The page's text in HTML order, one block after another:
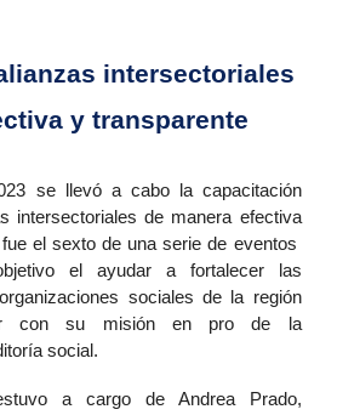
intersectoriales
y transparente
se llevó a cabo la capacitación
intersectoriales de manera efectiva
el sexto de una serie de eventos
el ayudar a fortalecer las
sociales de la región
con su misión en pro de la
social.
a cargo de Andrea Prado,